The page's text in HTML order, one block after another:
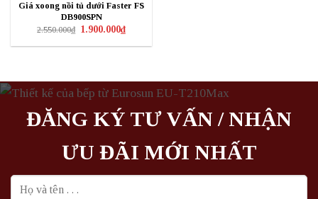
Giá xoong nồi tủ dưới Faster FS
DB900SPN
2.550.000₫ Giá
là:
1.900.000₫Giá
hiện
tại
ĐĂNG KÝ TƯ VẤN / NHẬN
ƯU ĐÃI MỚI NHẤT